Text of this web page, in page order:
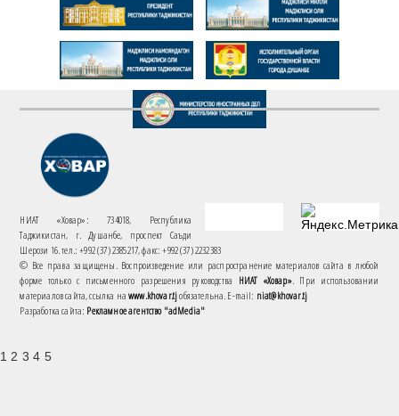
НИАТ «Ховар»: 734018, Республика
Таджикистан, г. Душанбе, проспект Саъди
Шерози 16. тел.: +992 (37) 2385217, факс: +992 (37) 2232383
© Все права защищены. Воспроизведение или распространение материалов сайта в любой
форме только с письменного разрешения руководства НИАТ «Ховар». При использовании
материалов сайта, ссылка наwww.khovar.tjобязательна. E-mail: niat@khovar.tj
Разработка сайта: Рекламное агентство "adMedia"
1 2 3 4 5